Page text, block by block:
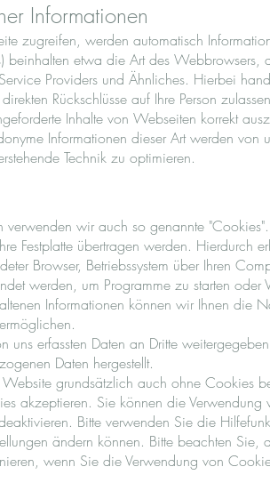
Informationen
zugreifen, werden automatisch
beinhalten etwa die Art des Webbrowsers,
Providers und Ähnliches. Hierbei
Rückschlüsse auf Ihre Person
Inhalte von Webseiten korrekt
Informationen dieser Art werden von
Technik zu optimieren.
wir auch so genannte
Festplatte übertragen werden. Hierdurch
Browser, Betriebssystem über Ihren
werden, um Programme zu starten oder
Informationen können wir Ihnen die
uns erfassten Daten an Dritte
Daten hergestellt.
grundsätzlich auch ohne Cookies
akzeptieren. Sie können die
Bitte verwenden Sie die
ändern können. Bitte beachten Sie,
wenn Sie die Verwendung von